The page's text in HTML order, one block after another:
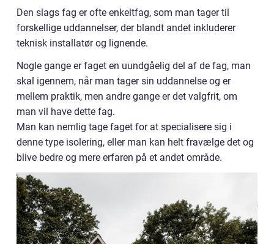
Den slags fag er ofte enkeltfag, som man tager til
forskellige uddannelser, der blandt andet inkluderer
teknisk installatør og lignende.
Nogle gange er faget en uundgåelig del af de fag, man
skal igennem, når man tager sin uddannelse og er
mellem praktik, men andre gange er det valgfrit, om
man vil have dette fag.
Man kan nemlig tage faget for at specialisere sig i
denne type isolering, eller man kan helt fravælge det og
blive bedre og mere erfaren på et andet område.